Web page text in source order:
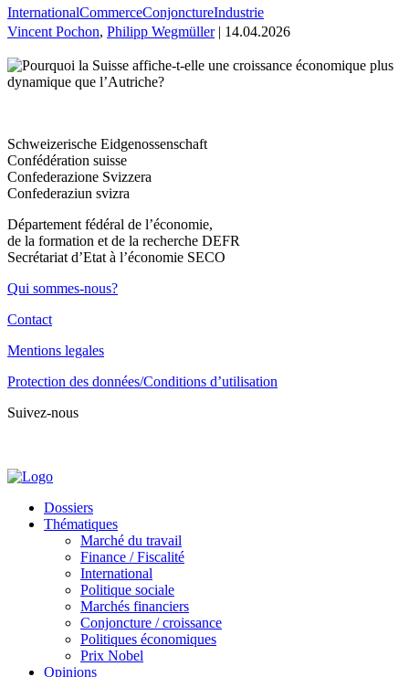
InternationalCommerceConjonctureIndustrie
Vincent Pochon, Philipp Wegmüller| 14.04.2026
Schweizerische Eidgenossenschaft
Confédération suisse
Confederazione Svizzera
Confederaziun svizra
Département fédéral de l’économie,
de la formation et de la recherche DEFR
Secrétariat d’Etat à l’économie SECO
Qui sommes-nous?
Contact
Mentions legales
Protection des données/Conditions d’utilisation
Suivez-nous
Dossiers
Thématiques
Marché du travail
Finance / Fiscalité
International
Politique sociale
Marchés financiers
Conjoncture / croissance
Politiques économiques
Prix Nobel
Opinions